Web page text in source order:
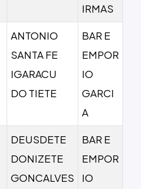
IRMAS
ANTONIO
SANTA FE
IGARACU
DO TIETE
BAR E
EMPOR
IO
GARCI
A
DEUSDETE
DONIZETE
GONCALVES
BAR E
EMPOR
IO